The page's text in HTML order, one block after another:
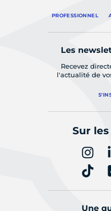
PROFESSIONNEL
Les
Recevez
l'actualité de
Sur
Une